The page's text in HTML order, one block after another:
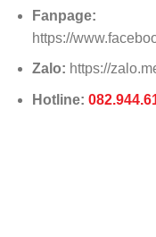
Fanpage:
https://
Zalo: https://
Hotline: